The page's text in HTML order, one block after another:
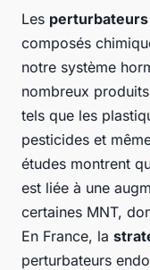
Les
composés
notre système
nombreux
tels que les
pesticides et
études montrent
est liée à une
certaines MNT,
En France, la
perturbateurs